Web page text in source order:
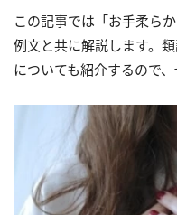
この記事では「お手柔ら
例文と共に解説します。
についても紹介するので